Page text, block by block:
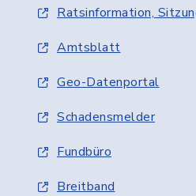
Ratsinformation,
Amtsblatt
Geo-Datenportal
Schadensmelder
Fundbüro
Breitband